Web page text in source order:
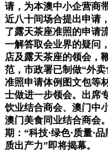
请，为本澳中小企营商
近八十间场合提出申请
了露天茶座准照的申请
一解答取会业界的疑问
店及露天茶座的领会，
范，市政署已制做“外
准照申请体例图文包等
士做进一步领会。出席
饮业结合商会、澳门中
澳门美食同业结合商会
期：“科技·绿色·质量·
质出产力”即将揭幕。